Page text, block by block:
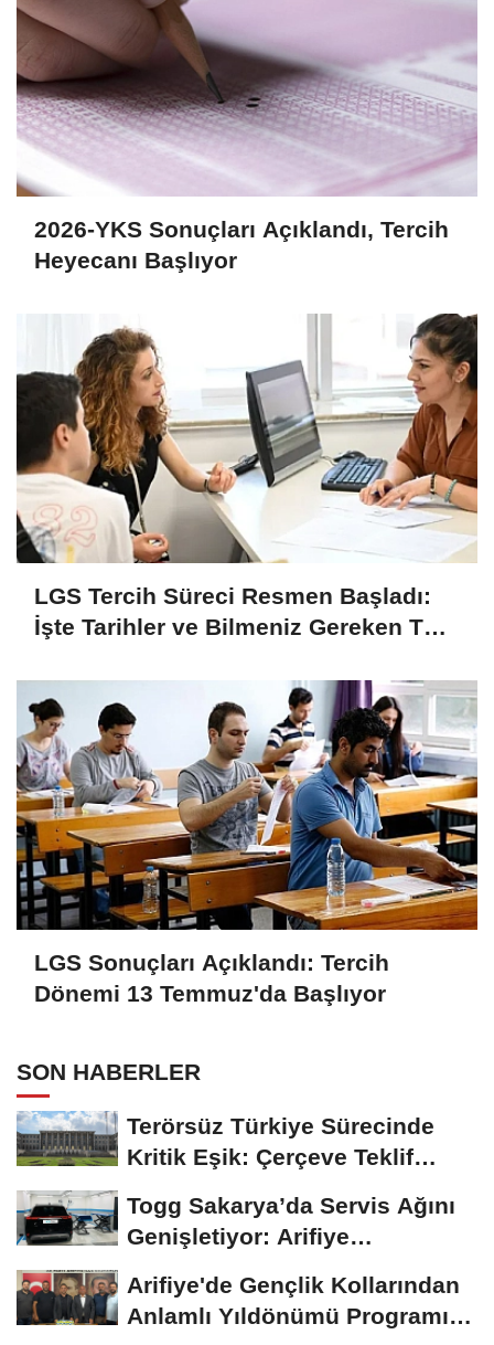
2026-YKS Sonuçları Açıklandı, Tercih
Heyecanı Başlıyor
LGS Tercih Süreci Resmen Başladı:
İşte Tarihler ve Bilmeniz Gereken Tüm
LGS Sonuçları Açıklandı: Tercih
Dönemi 13 Temmuz'da Başlıyor
SON HABERLER
Terörsüz Türkiye Sürecinde
Kritik Eşik: Çerçeve Teklif
Togg Sakarya’da Servis Ağını
Genişletiyor: Arifiye
Arifiye'de Gençlik Kollarından
Anlamlı Yıldönümü Programı: